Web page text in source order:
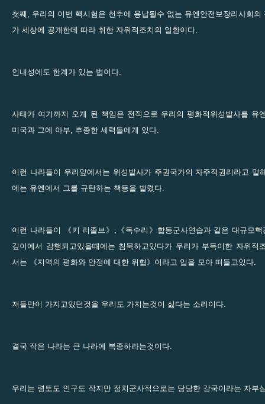
첫째, 우리의 이번 핵시험은 천추에 용납될수 없는 유엔안전보장리사회
가 세상에 공개한데 따라 취한 자위적조치의 일환이다.
인내성에도 한계가 있는 법이다.
사태가 여기까지 오게 된 책임은 전적으로 우리의 평화적위성발사를 유
미국과 그에 아부, 추종한 세력들에게 있다.
이런 나라들이 우리앞에서는 위성발사가 주권국가의 자주적권리라고 말
에는 유엔에서 그를 규탄하는 책동을 벌렸다.
이런 나라들이 《키 리졸브》,《독수리》합동군사연습과 같은 대규모
깊이에서 감행되고있을때에는 침묵하고있다가 우리가 부득이한 자위적
서는 《지역의 평화와 안정에 대한 위협》이라고 입을 모아 떠들고있다.
저들만이 가지고있던것을 우리도 가지는것이 싫다는 소리이다.
결국 작은 나라는 큰 나라에 복종하라는것이다.
우리는 령토도 인구도 작지만 정치군사적으로는 당당한 강국이라는 자부